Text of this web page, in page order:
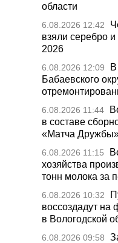
области
6.08.2026 12:42
взяли серебро
2026
6.08.2026 12:09
Бабаевского
6.08.2026 11:44
в составе
«Матча
6.08.2026 11:15
хозяйства
тонн молока за
6.08.2026 10:32
воссоздадут на
в Вологодской
6.08.2026 09:58